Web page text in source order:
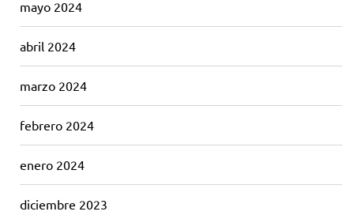
mayo 2024
abril 2024
marzo 2024
febrero 2024
enero 2024
diciembre 2023